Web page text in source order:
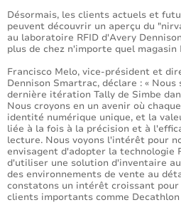
Désormais, les clients actuels et
peuvent découvrir un aperçu du
au laboratoire RFID d'Avery
plus de chez n'importe quel
Francisco Melo, vice-président et
Dennison Smartrac, déclare : «
dernière itération Tally de Simbe
Nous croyons en un avenir où
identité numérique unique, et la
liée à la fois à la précision et à
lecture. Nous voyons l'intérêt pour
envisagent d'adopter la technologie
d'utiliser une solution d'inventaire
des environnements de vente au
constatons un intérêt croissant
clients importants comme